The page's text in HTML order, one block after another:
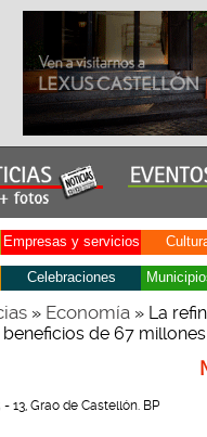
Empresas y servicios
Celebraciones
» Economía» La
de 67
13, Grao de Castellón. BP